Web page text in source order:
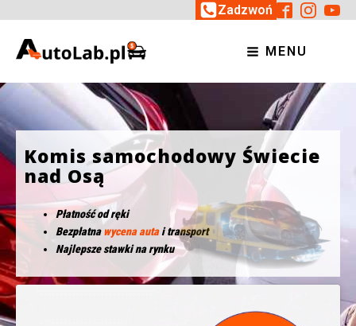
Zadzwoń
MENU
Komis samochodowy Świecie
nad Osą
Płatność od ręki
Bezpłatnawycena autai transport
Najlepsze stawki na rynku